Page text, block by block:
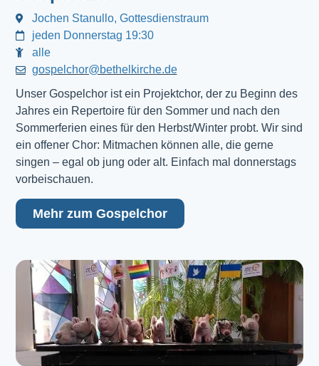
Jochen Stanullo, Gottesdienstraum
jeden Donnerstag 19:30
alle
gospelchor@bethelkirche.de
Unser Gospelchor ist ein Projektchor, der zu Beginn des
Jahres ein Repertoire für den Sommer und nach den
Sommerferien eines für den Herbst/Winter probt. Wir sind
ein offener Chor: Mitmachen können alle, die gerne
singen – egal ob jung oder alt. Einfach mal donnerstags
vorbeischauen.
Mehr zum Gospelchor